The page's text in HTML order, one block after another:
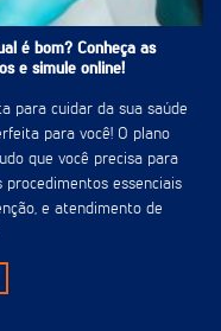
é bom? Conheça as
e simule online!
para cuidar da sua saúde
para você! O plano
que você precisa para
procedimentos essenciais
e atendimento de